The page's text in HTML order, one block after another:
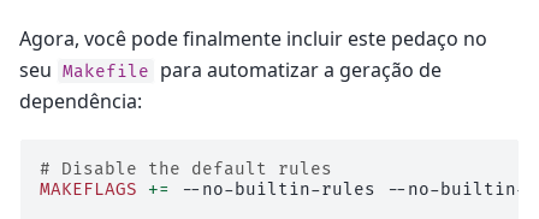
Agora, você pode finalmente incluir este pedaço no
seu Makefile
para automatizar a geração de
dependência:
# Disable the default rules
MAKEFLAGS
+= --no-builtin-rules
--no-builtin-